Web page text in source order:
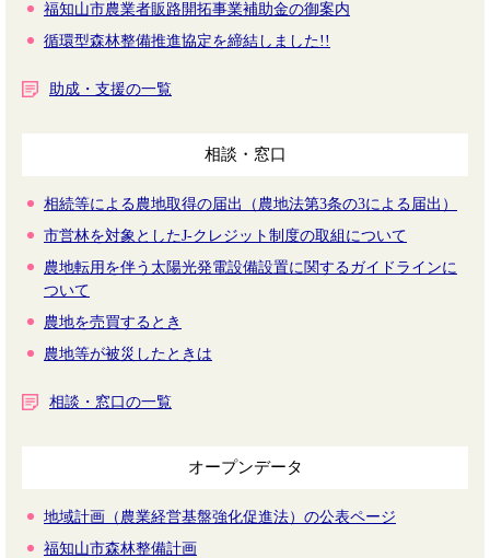
福知山市農業者販路開拓事業補助金の御案内
循環型森林整備推進協定を締結しました!!
助成・支援の一覧
相談・窓口
相続等による農地取得の届出（農地法第3条の3による届出）
市営林を対象としたJ-クレジット制度の取組について
農地転用を伴う太陽光発電設備設置に関するガイドラインに
ついて
農地を売買するとき
農地等が被災したときは
相談・窓口の一覧
オープンデータ
地域計画（農業経営基盤強化促進法）の公表ページ
福知山市森林整備計画